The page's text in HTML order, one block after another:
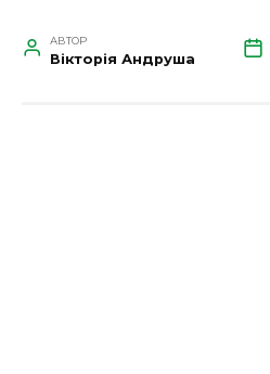
АВТОР
Вікторія Андруша